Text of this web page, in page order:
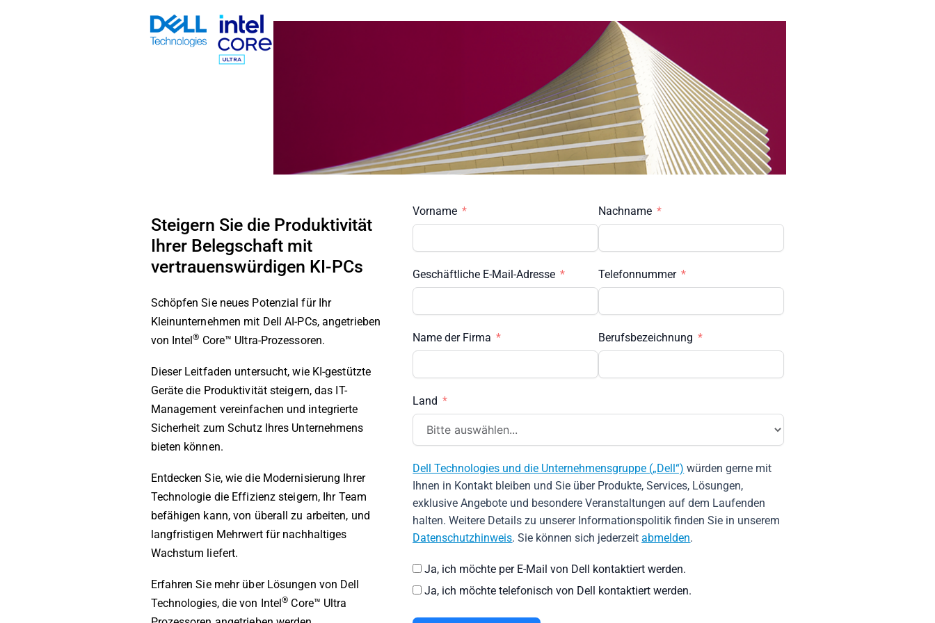
Steigern Sie die Produktivität
Ihrer Belegschaft mit
vertrauenswürdigen KI-PCs
Schöpfen Sie neues Potenzial für Ihr
Kleinunternehmen mit Dell AI-PCs, angetrieben
von Intel® Core™ Ultra-Prozessoren.
Dieser Leitfaden untersucht, wie KI-gestützte
Geräte die Produktivität steigern, das IT-
Management vereinfachen und integrierte
Sicherheit zum Schutz Ihres Unternehmens
bieten können.
Entdecken Sie, wie die Modernisierung Ihrer
Technologie die Effizienz steigern, Ihr Team
befähigen kann, von überall zu arbeiten, und
langfristigen Mehrwert für nachhaltiges
Wachstum liefert.
Erfahren Sie mehr über Lösungen von Dell
Technologies, die von Intel® Core™ Ultra
Vorname Nachname
Geschäftliche E-Mail-Adresse Telefonnummer
Name der Firma Berufsbezeichnung
Land
Dell Technologies und die Unternehmensgruppe („Dell“) würdengerne mit
Ihnen in Kontakt bleiben und Sie über Produkte, Services, Lösungen,
exklusive Angebote und besondere Veranstaltungen auf dem Laufenden
halten. Weitere Details zu unserer Informationspolitik finden Sie in unserem
Datenschutzhinweis. Sie können sich jederzeitabmelden.
Ja, ich möchte per E-Mail von Dell kontaktiert werden.
Ja, ich möchte telefonisch von Dell kontaktiert werden.